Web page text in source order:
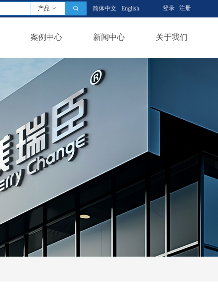
案例中心 新闻中心 关于我们
끠
产品 ꀁ 简体中文 English 登录 注册